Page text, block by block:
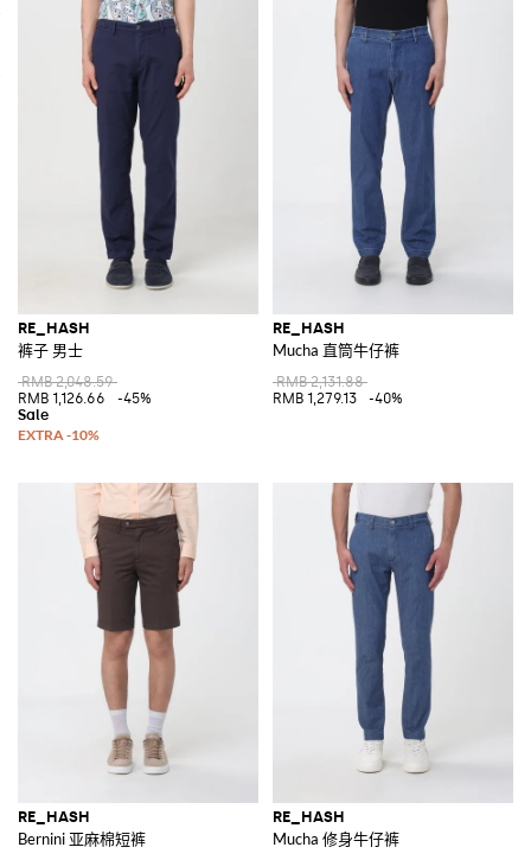
RE_HASH
裤子 男士
RMB 2,048.59
RMB 1,126.66
-45%
RE_HASH
Mucha 直筒牛仔裤
RMB 2,131.88
RMB 1,279.13
-40%
RE_HASH
Bernini 亚麻棉短裤
RE_HASH
Mucha 修身牛仔裤